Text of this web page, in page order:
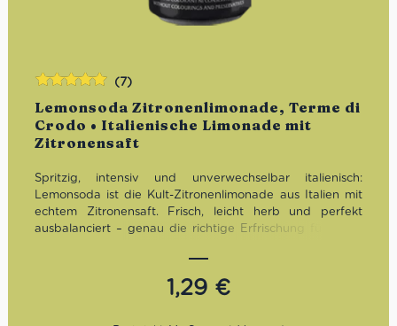
Lemonsoda Zitronenlimonade, Terme di
Crodo • Italienische Limonade mit
Zitronensaft
(7)
Spritzig, intensiv und unverwechselbar italienisch:
Lemonsoda ist die Kult-Zitronenlimonade aus Italien mit
echtem Zitronensaft. Frisch, leicht herb und perfekt
ausbalanciert – genau die richtige Erfrischung für heiße
1,29 €
mit5.00von
5